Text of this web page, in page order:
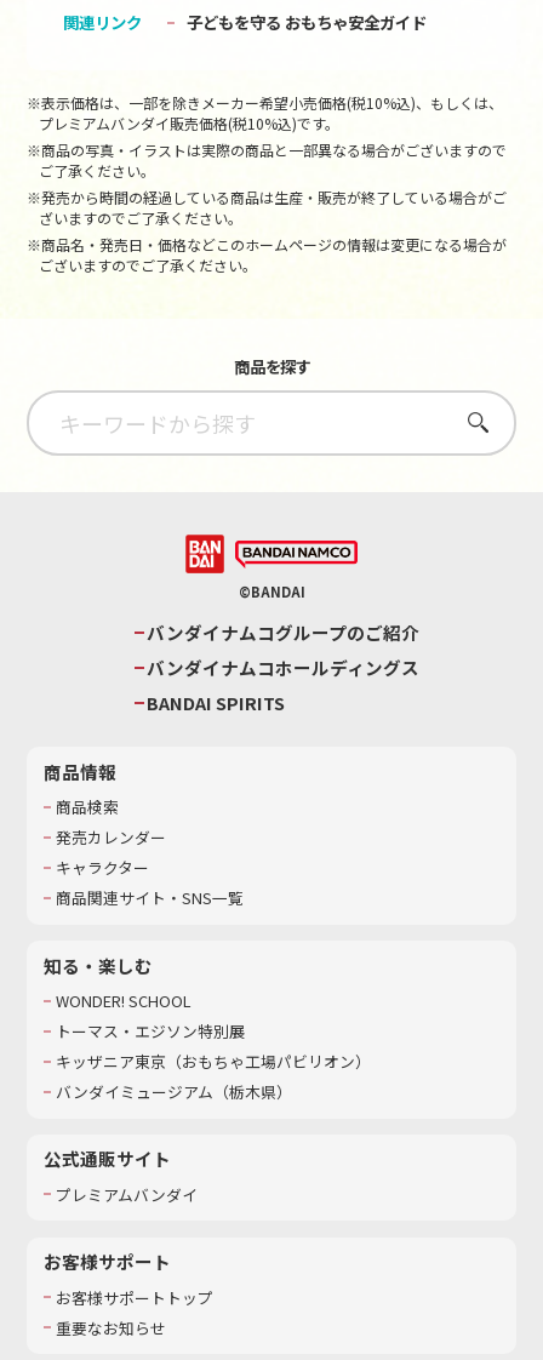
関連リンク 子どもを守る おもちゃ安全ガイド
※表示価格は、一部を除きメーカー希望小売価格(税10%込)、もしくは、
プレミアムバンダイ販売価格(税10%込)です。
※商品の写真・イラストは実際の商品と一部異なる場合がございますので
ご了承ください。
※発売から時間の経過している商品は生産・販売が終了している場合がご
ざいますのでご了承ください。
※商品名・発売日・価格などこのホームページの情報は変更になる場合が
ございますのでご了承ください。
商品を探す
さがす
©BANDAI
バンダイナムコグループのご紹介
バンダイナムコホールディングス
BANDAI SPIRITS
商品情報
商品検索
発売カレンダー
キャラクター
商品関連サイト・SNS一覧
知る・楽しむ
WONDER! SCHOOL
トーマス・エジソン特別展
キッザニア東京（おもちゃ工場パビリオン）​
バンダイミュージアム（栃木県）
公式通販サイト
プレミアムバンダイ
お客様サポート
お客様サポートトップ
重要なお知らせ